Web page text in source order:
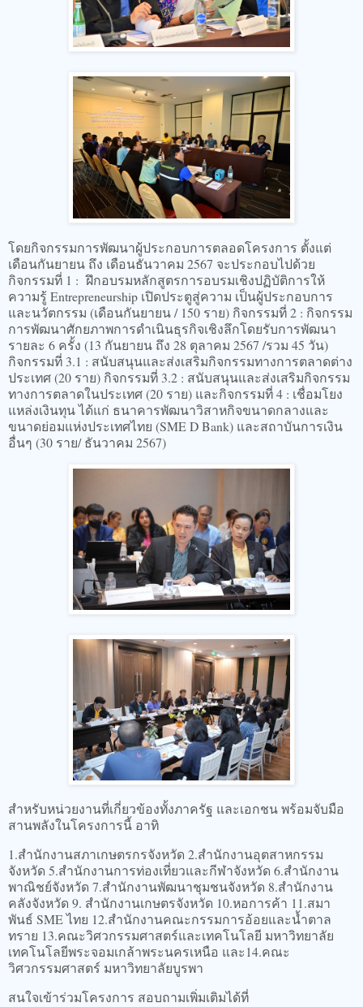
โดยกิจกรรมการพัฒนาผู้ประกอบการตลอดโครงการ ตั้งแต่
เดือนกันยายน ถึง เดือนธันวาคม 2567 จะประกอบไปด้วย
กิจกรรมที่ 1 : ฝึกอบรมหลักสูตรการอบรมเชิงปฏิบัติการให้
ความรู้ Entrepreneurship เปิดประตูสู่ความ เป็นผู้ประกอบการ
และนวัตกรรม (เดือนกันยายน / 150 ราย) กิจกรรมที่ 2 : กิจกรรม
การพัฒนาศักยภาพการดำเนินธุรกิจเชิงลึกโดยรับการพัฒนา
รายละ 6 ครั้ง (13 กันยายน ถึง 28 ตุลาคม 2567 /รวม 45 วัน)
กิจกรรมที่ 3.1 : สนับสนุนและส่งเสริมกิจกรรมทางการตลาดต่าง
ประเทศ (20 ราย) กิจกรรมที่ 3.2 : สนับสนุนและส่งเสริมกิจกรรม
ทางการตลาดในประเทศ (20 ราย) และกิจกรรมที่ 4 : เชื่อมโยง
แหล่งเงินทุน ได้แก่ ธนาคารพัฒนาวิสาหกิจขนาดกลางและ
ขนาดย่อมแห่งประเทศไทย (SME D Bank) และสถาบันการเงิน
อื่นๆ (30 ราย/ ธันวาคม 2567)
สำหรับหน่วยงานที่เกี่ยวข้องทั้งภาครัฐ และเอกชน พร้อมจับมือ
สานพลังในโครงการนี้ อาทิ
1.สำนักงานสภาเกษตรกรจังหวัด 2.สำนักงานอุตสาหกรรม
จังหวัด 5.สำนักงานการท่องเที่ยวและกีฬาจังหวัด 6.สำนักงาน
พาณิชย์จังหวัด 7.สำนักงานพัฒนาชุมชนจังหวัด 8.สำนักงาน
คลังจังหวัด 9. สำนักงานเกษตรจังหวัด 10.หอการค้า 11.สมา
พันธ์ SME ไทย 12.สำนักงานคณะกรรมการอ้อยและน้ำตาล
ทราย 13.คณะวิศวกรรมศาสตร์และเทคโนโลยี มหาวิทยาลัย
เทคโนโลยีพระจอมเกล้าพระนครเหนือ และ14.คณะ
วิศวกรรมศาสตร์ มหาวิทยาลัยบูรพา
สนใจเข้าร่วมโครงการ สอบถามเพิ่มเติมได้ที่